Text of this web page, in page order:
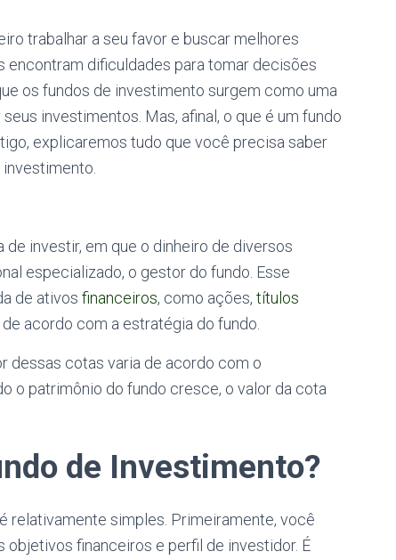
trabalhar a seu favor e buscar melhores
encontram dificuldades para tomar decisões
os fundos de investimento surgem como uma
investimentos. Mas, afinal, o que é um fundo
explicaremos tudo que você precisa saber
de investir, em que o dinheiro de diversos
especializado, o gestor do fundo. Esse
de ativos financeiros, como ações, títulos
acordo com a estratégia do fundo.
dessas cotas varia de acordo com o
o patrimônio do fundo cresce, o valor da cota
de Investimento?
relativamente simples. Primeiramente, você
objetivos financeiros e perfil de investidor. É